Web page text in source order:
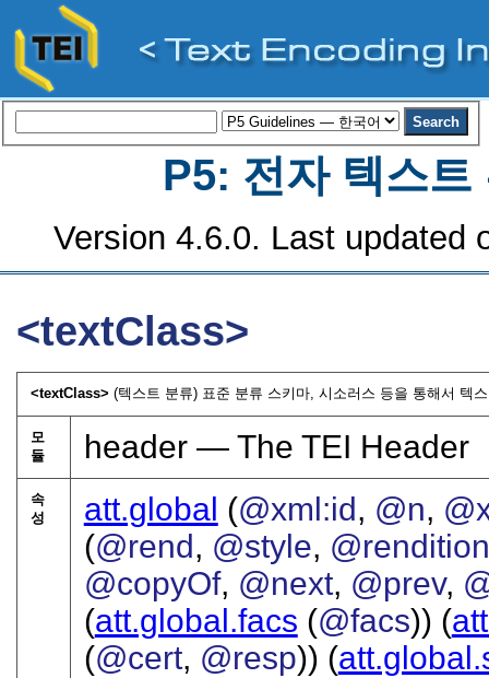
P5: 전자 텍스트
Version 4.6.0. Last updated
<textClass>
<textClass> (텍스트 분류) 표준 분류 스키마, 시소러스 등을 통해서 텍
모
듈
header — The TEI Header
속
성
att.global (@xml:id, @n,
(@rend, @style, @rendition
@copyOf, @next, @prev,
(att.global.facs (@facs)) (
(@cert, @resp)) (